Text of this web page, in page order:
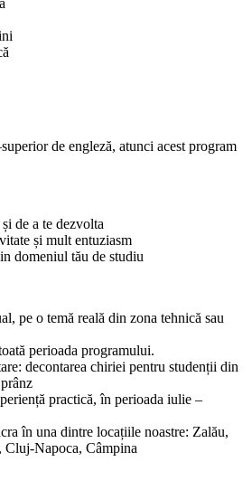
de engleză, atunci acest program
de a te dezvolta
și mult entuziasm
domeniul tău de studiu
pe o temă reală din zona tehnică sau
perioada programului.
decontarea chiriei pentru studenții din
practică, în perioada iulie –
în una dintre locațiile noastre: Zalău,
Cluj-Napoca, Câmpina